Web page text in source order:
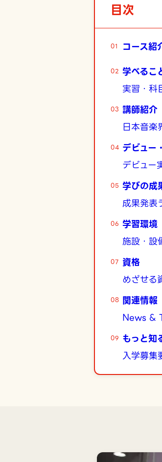
目次
コース紹
学べるこ
実習・科
講師紹介
日本音楽
デビュー
デビュー
学びの成
成果発表
学習環境
施設・設
資格
めざせる
関連情報
News &
もっと知
入学募集